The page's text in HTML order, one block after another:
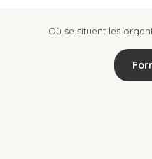
Où se situent les